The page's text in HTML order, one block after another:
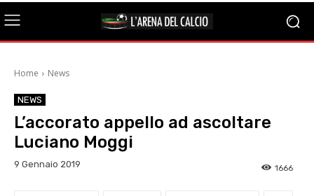
Home News
NEWS
L’accorato appello ad ascoltare
Luciano Moggi
9 Gennaio 2019 1666